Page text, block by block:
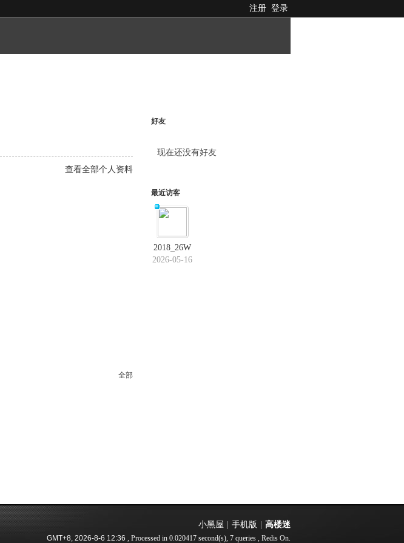
注册 登录
查看全部个人资料
全部
好友
现在还没有好友
最近访客
2018_26W
2026-05-16
小黑屋 手机版 高楼迷
GMT+8, 2026-8-6 12:36 , Processed in 0.020417 second(s), 7 queries , Redis On.